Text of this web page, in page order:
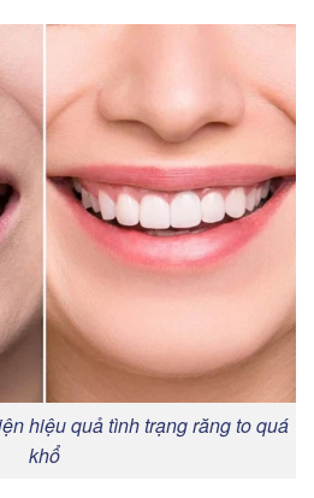
hiệu quả tình trạng răng to quá
khổ